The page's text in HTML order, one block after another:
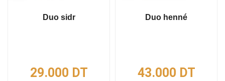
Duo sidr
29.000 DT
Duo henné
43.000 DT